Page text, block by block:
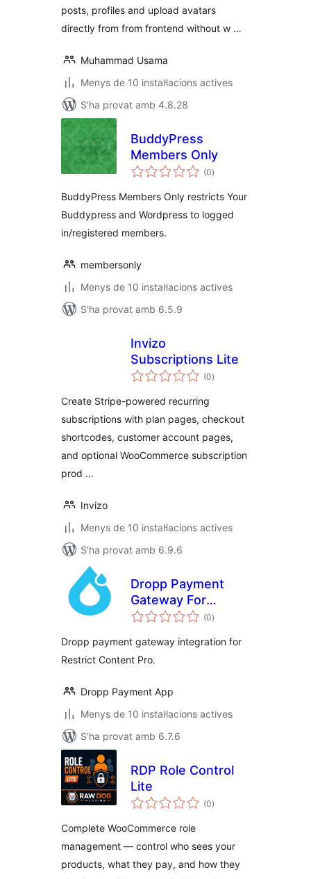
posts, profiles and upload avatars
directly from from frontend without w …
Muhammad Usama
Menys de 10 instal·lacions actives
S'ha provat amb 4.8.28
BuddyPress
Members Only
(0puntuacions
totals
)
BuddyPress Members Only restricts Your
Buddypress and Wordpress to logged
in/registered members.
membersonly
Menys de 10 instal·lacions actives
S'ha provat amb 6.5.9
Invizo
Subscriptions Lite
(0puntuacions
totals
)
Create Stripe-powered recurring
subscriptions with plan pages, checkout
shortcodes, customer account pages,
and optional WooCommerce subscription
prod …
Invizo
Menys de 10 instal·lacions actives
S'ha provat amb 6.9.6
Dropp Payment
Gateway For
Restrict Content
(0puntuacions
totals
)
Dropp payment gateway integration for
Restrict Content Pro.
Dropp Payment App
Menys de 10 instal·lacions actives
S'ha provat amb 6.7.6
RDP Role Control
Lite
(0puntuacions
totals
)
Complete WooCommerce role
management — control who sees your
products, what they pay, and how they